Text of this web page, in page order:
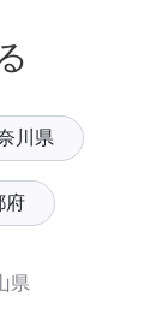
川県
府
県